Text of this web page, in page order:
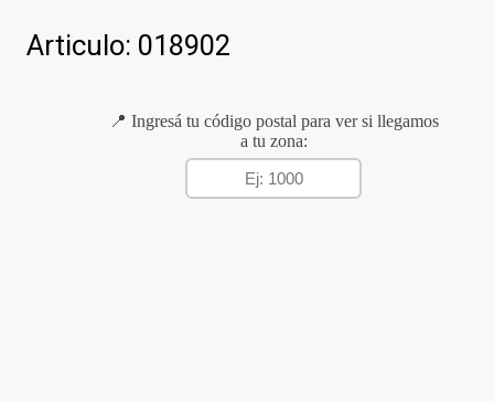
Articulo: 018902
📍 Ingresá tu código postal para ver si llegamos
a tu zona: